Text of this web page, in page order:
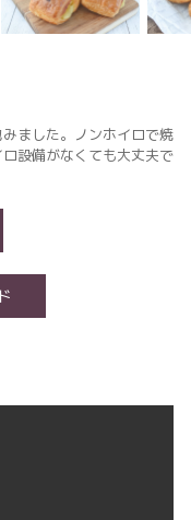
ました。ノンホイロで焼
設備がなくても大丈夫で